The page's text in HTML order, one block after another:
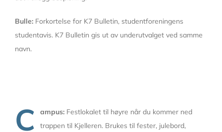
Bulle: Forkortelse for K7 Bulletin, studentforeningens
studentavis. K7 Bulletin gis ut av underutvalget ved samme
navn.
C ampus: Festlokalet til høyre når du kommer ned
trappen til Kjelleren. Brukes til fester, julebord,